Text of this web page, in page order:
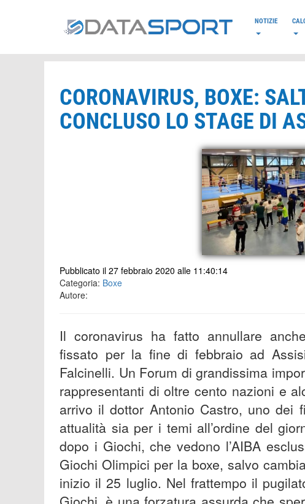
NOTIZIE
CORONAVIRUS, BOXE:
CONCLUSO LO STAGE DI
Pubblicato il 27 febbraio 2020 alle 11:40:14
Categoria: Boxe
Autore:
Il coronavirus ha fatto annullare
fissato per la fine di febbraio ad
Falcinelli. Un Forum di grandissima
rappresentanti di oltre cento nazioni e
arrivo il dottor Antonio Castro, uno
attualità sia per i temi all’ordine del
dopo i Giochi, che vedono l’AIBA
Giochi Olimpici per la boxe, salvo
inizio il 25 luglio. Nel frattempo il